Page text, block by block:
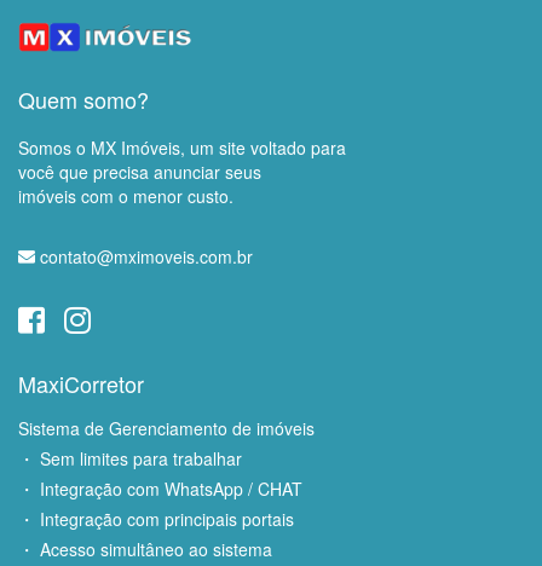
Quem somo?
Somos o MX Imóveis, um site voltado para
você que precisa anunciar seus
imóveis com o menor custo.
contato@mximoveis.com.br
MaxiCorretor
Sistema de Gerenciamento de imóveis
・ Sem limites para trabalhar
・ Integração com WhatsApp / CHAT
・ Integração com principais portais
・ Acesso simultâneo ao sistema